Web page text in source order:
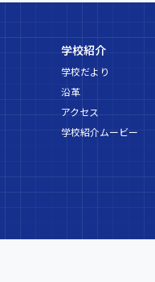
学校紹介
学校だより
沿革
アクセス
学校紹介ムービー